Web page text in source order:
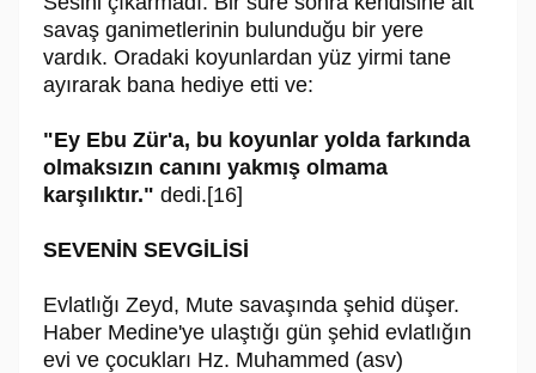
savaş ganimetlerinin bulunduğu bir yere
vardık. Oradaki koyunlardan yüz yirmi tane
ayırarak bana hediye etti ve:
"Ey Ebu Zür'a, bu koyunlar yolda farkında
olmaksızın canını yakmış olmama
karşılıktır." dedi.[16]
SEVENİN SEVGİLİSİ
Evlatlığı Zeyd, Mute savaşında şehid düşer.
Haber Medine'ye ulaştığı gün şehid evlatlığın
evi ve çocukları Hz. Muhammed (asv)